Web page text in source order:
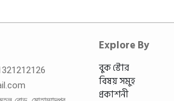
Explore By
বুক স্টোর
বিষয় সমুহ
প্রকাশনী